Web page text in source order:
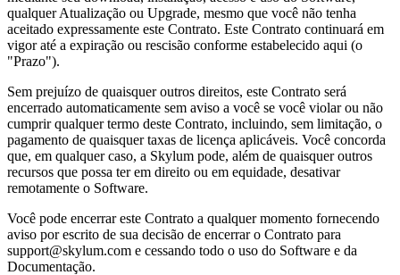
qualquer Atualização ou Upgrade, mesmo que você não tenha
aceitado expressamente este Contrato. Este Contrato continuará em
vigor até a expiração ou rescisão conforme estabelecido aqui (o
"Prazo").
Sem prejuízo de quaisquer outros direitos, este Contrato será
encerrado automaticamente sem aviso a você se você violar ou não
cumprir qualquer termo deste Contrato, incluindo, sem limitação, o
pagamento de quaisquer taxas de licença aplicáveis. Você concorda
que, em qualquer caso, a Skylum pode, além de quaisquer outros
recursos que possa ter em direito ou em equidade, desativar
remotamente o Software.
Você pode encerrar este Contrato a qualquer momento fornecendo
aviso por escrito de sua decisão de encerrar o Contrato para
support@skylum.com e cessando todo o uso do Software e da
Documentação.